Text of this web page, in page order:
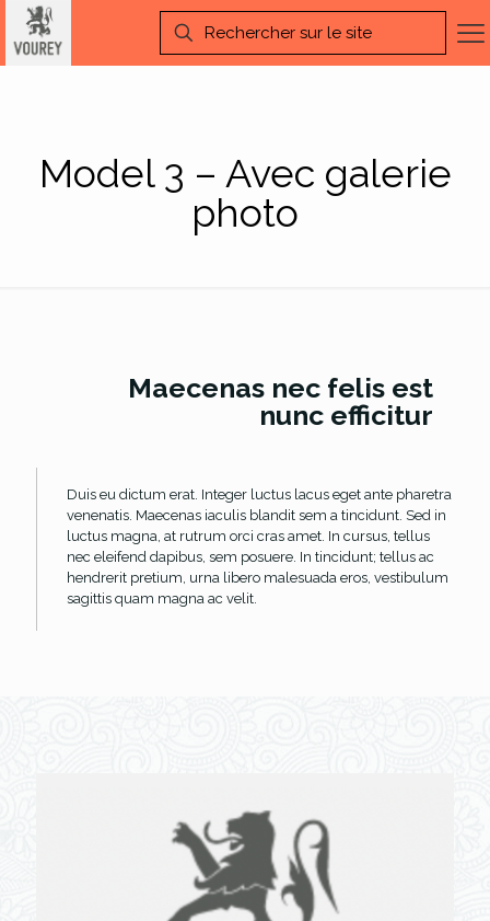
Model 3 – Avec galerie
photo
Maecenas nec felis est
nunc efficitur
Duis eu dictum erat. Integer luctus lacus eget ante pharetra
venenatis. Maecenas iaculis blandit sem a tincidunt. Sed in
luctus magna, at rutrum orci cras amet. In cursus, tellus
nec eleifend dapibus, sem posuere. In tincidunt; tellus ac
hendrerit pretium, urna libero malesuada eros, vestibulum
sagittis quam magna ac velit.